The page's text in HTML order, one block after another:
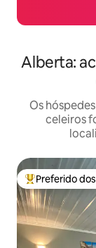
Alberta:
Os
celeiros
Entre os
Preferido